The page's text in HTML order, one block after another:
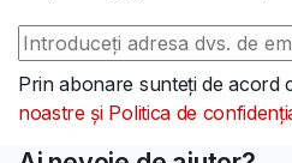
Prin abonare sunteți de acord
noastre și Politica de